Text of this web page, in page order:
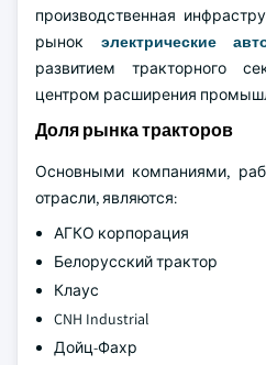
производственная
рынок электрические
развитием тракторного
центром расширения
Доля рынка тракторов
Основными компаниями,
отрасли, являются:
АГКО корпорация
Белорусский трактор
Клаус
CNH Industrial
Дойц-Фахр